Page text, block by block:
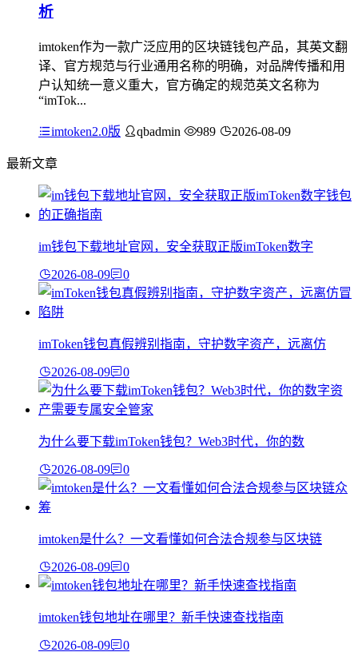
析
imtoken作为一款广泛应用的区块链钱包产品，其英文翻
译、官方规范与行业通用名称的明确，对品牌传播和用
户认知统一意义重大，官方确定的规范英文名称为
“imTok...
imtoken2.0版 qbadmin 989 2026-08-09
最新文章
im钱包下载地址官网，安全获取正版imToken数字
2026-08-09 0
imToken钱包真假辨别指南，守护数字资产，远离仿
2026-08-09 0
为什么要下载imToken钱包？Web3时代，你的数
2026-08-09 0
imtoken是什么？一文看懂如何合法合规参与区块链
2026-08-09 0
imtoken钱包地址在哪里？新手快速查找指南
2026-08-09 0